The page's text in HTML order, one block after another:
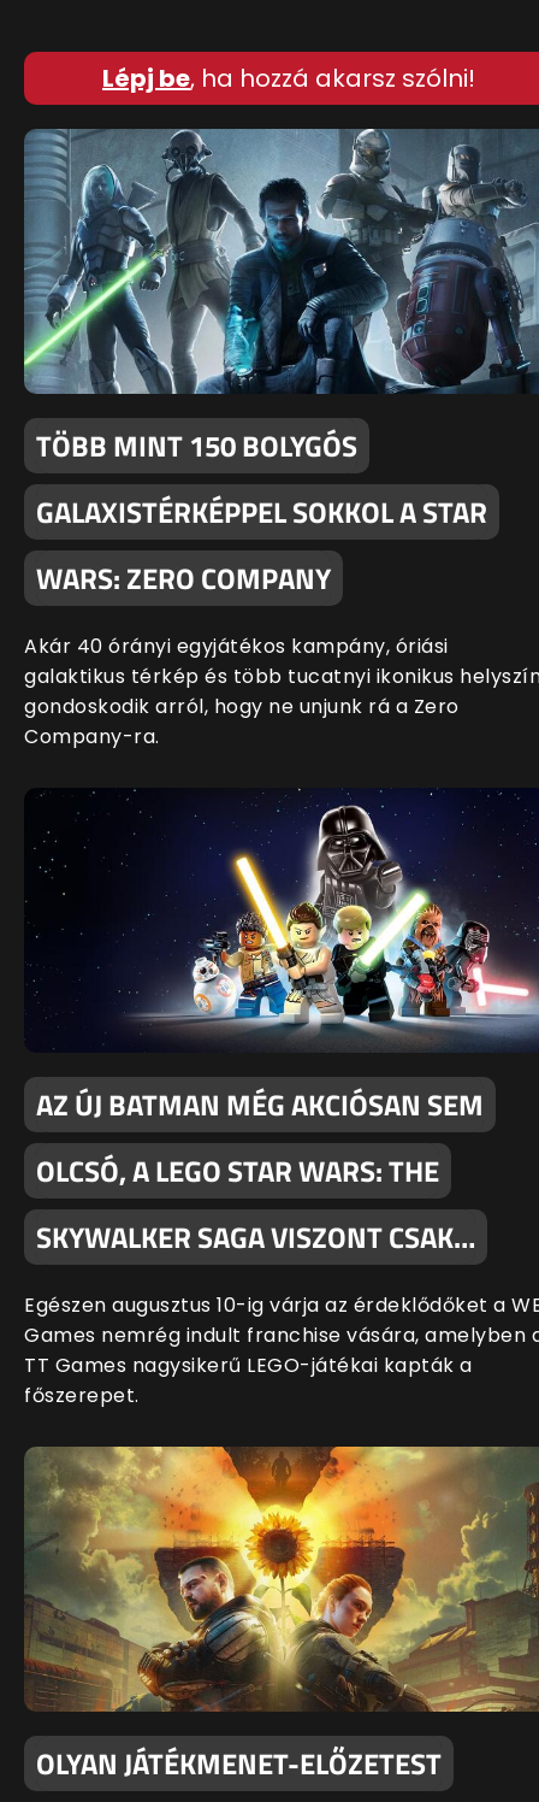
Lépj be, ha hozzá akarsz szólni!
TÖBB MINT 150 BOLYGÓS
GALAXISTÉRKÉPPEL SOKKOL A STAR
WARS: ZERO COMPANY
Akár 40 órányi egyjátékos kampány, óriási
galaktikus térkép és több tucatnyi ikonikus
gondoskodik arról, hogy ne unjunk rá a Zero
Company-ra.
AZ ÚJ BATMAN MÉG AKCIÓSAN SEM
OLCSÓ, A LEGO STAR WARS: THE
SKYWALKER SAGA VISZONT CSAK…
Egészen augusztus 10-ig várja az érdeklődőket a
Games nemrég indult franchise vására, amelyben
TT Games nagysikerű LEGO-játékai kapták a
főszerepet.
OLYAN JÁTÉKMENET-ELŐZETEST